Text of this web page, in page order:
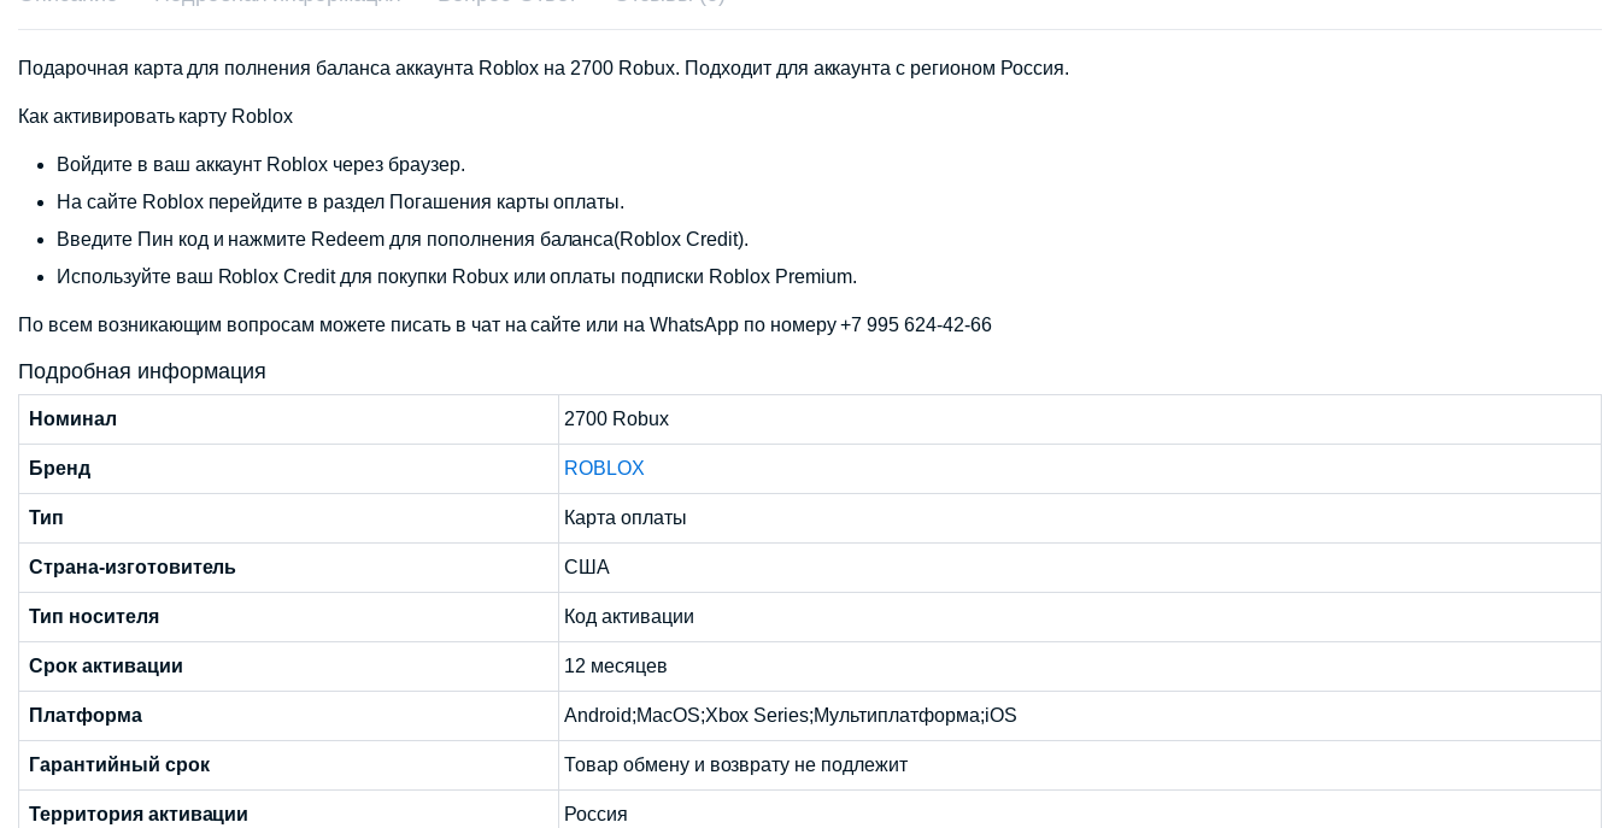
Подарочная карта для полнения баланса аккаунта Roblox на 2700 Robux. Подходит для аккаунта с регионом Россия.
Как активировать карту Roblox
Войдите в ваш аккаунт Roblox через браузер.
На сайте Roblox перейдите в раздел Погашения карты оплаты.
Введите Пин код и нажмите Redeem для пополнения баланса(Roblox Credit).
Используйте ваш Roblox Credit для покупки Robux или оплаты подписки Roblox Premium.
По всем возникающим вопросам можете писать в чат на сайте или на WhatsApp по номеру +7 995 624-42-66
Подробная информация
Номинал 2700 Robux
Бренд ROBLOX
Тип Карта оплаты
Страна-изготовитель США
Тип носителя Код активации
Срок активации 12 месяцев
Платформа Android;MacOS;Xbox Series;Мультиплатформа;iOS
Гарантийный срок Товар обмену и возврату не подлежит
Территория активации Россия